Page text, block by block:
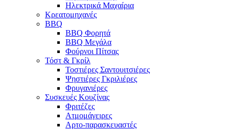
Ηλεκτρικά Μαχαίρια
Κρεατομηχανές
BBQ
BBQ Φορητά
BBQ Μεγάλα
Φούρνοι Πίτσας
Τόστ & Γκρίλ
Τοστιέρες Σαντουιτσιέρες
Ψηστιέρες Γκριλιέρες
Φρυγανιέρες
Συσκευές Κουζίνας
Φριτέζες
Ατμομάγειρες
Αρτο-παρασκευαστές